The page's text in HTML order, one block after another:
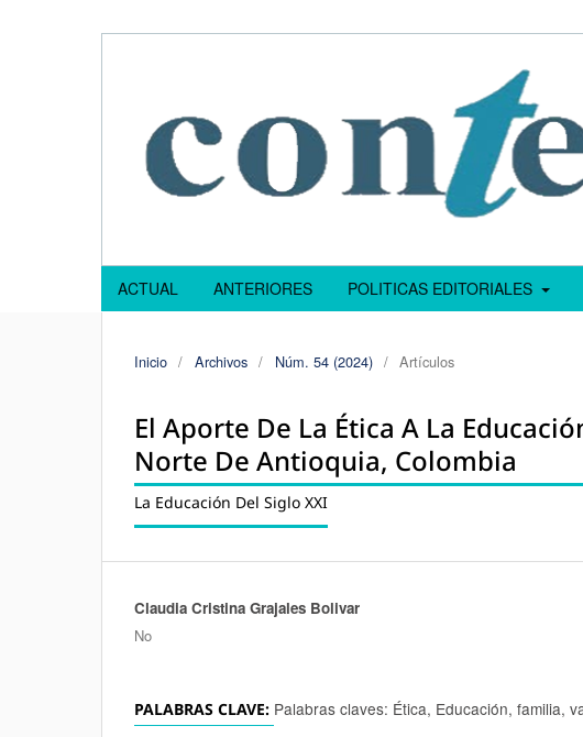
ACTUAL ANTERIORES POLITICAS EDITORIALES
Inicio / Archivos / Núm. 54 (2024) / Artículos
El Aporte De La Ética A La
Norte De Antioquia, Colombia
La Educación Del Siglo XXI
Autores/as
Claudia Cristina Grajales Bolivar
No
PALABRAS CLAVE: Palabras claves: Ética, Educación, familia,